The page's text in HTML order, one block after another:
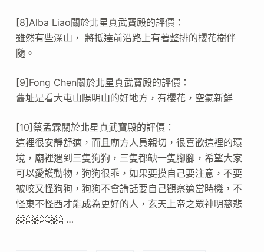
[8]Alba Liao關於北星真武寶殿的評價：
雖然有些深山， 將抵達前沿路上有著整排的櫻花樹伴
隨。
[9]Fong Chen關於北星真武寶殿的評價：
舊址是看大屯山陽明山的好地方，有櫻花，空氣新鮮
[10]蔡孟霖關於北星真武寶殿的評價：
這裡很安靜舒適，而且廟方人員親切，很喜歡這裡的環
境，廟裡遇到三隻狗狗，三隻都缺一隻腳腳，希望大家
可以愛護動物，狗狗很乖，如果要摸自己要注意，不要
被咬又怪狗狗，狗狗不會講話要自己觀察適當時機，不
怪東不怪西才能成為更好的人，玄天上帝之眾神明慈悲
🤗🤗🤗🤗🤗 …